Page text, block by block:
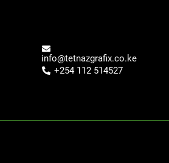
info@tetnazgrafix.co.ke
+254 112 514527